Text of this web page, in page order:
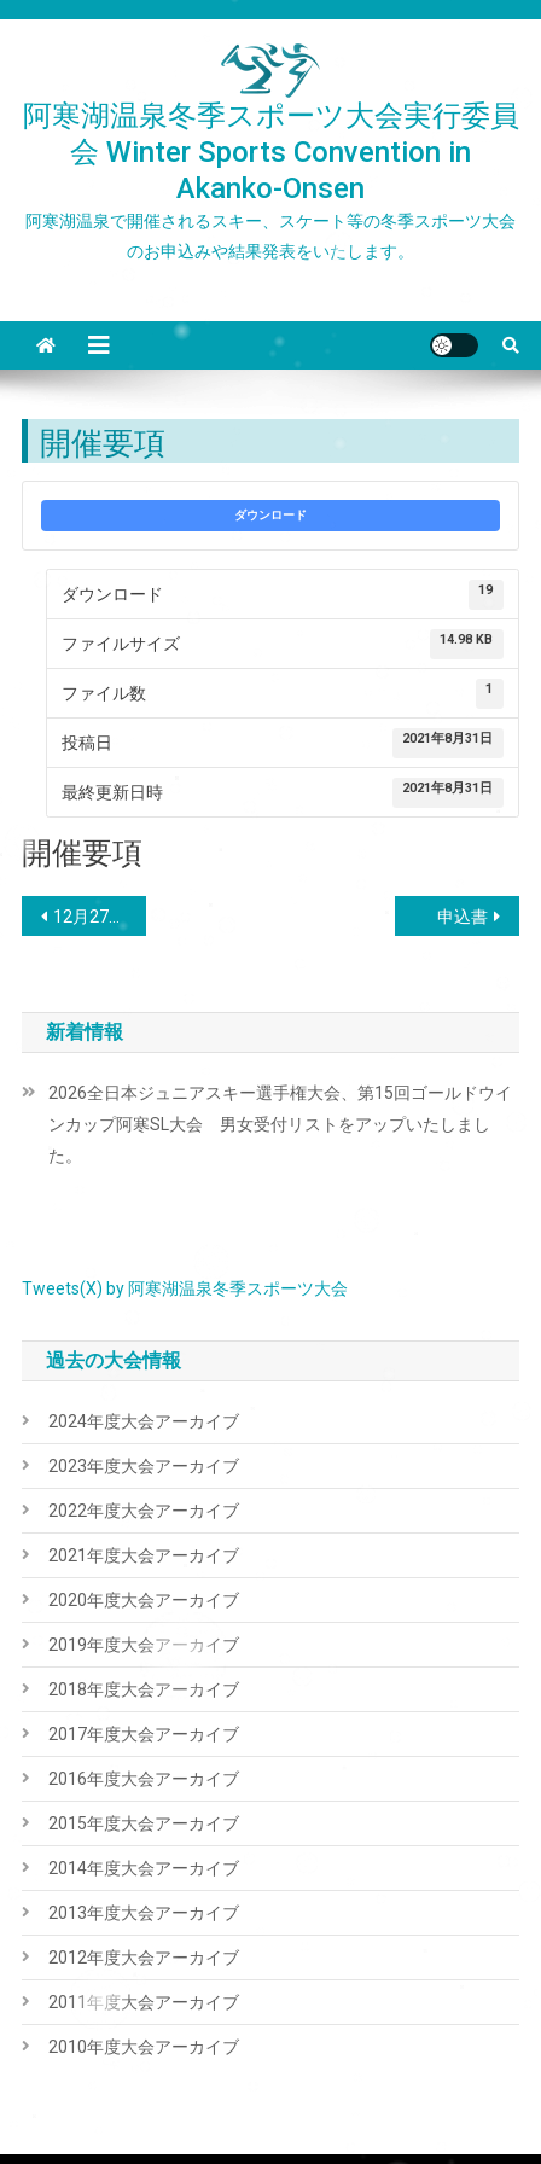
阿寒湖温泉冬季スポーツ大会実行委員
会 Winter Sports Convention in
Akanko-Onsen
阿寒湖温泉で開催されるスキー、スケート等の冬季スポーツ大会
のお申込みや結果発表をいたします。
開催要項
ダウンロード
ダウンロード 19
ファイルサイズ 14.98 KB
ファイル数 1
投稿日 2021年8月31日
最終更新日時 2021年8月31日
開催要項
投
ナ
ビ
ゲ
ー
ン
12月27日結果 申込書
新着情報
2026全日本ジュニアスキー選手権大会、第15回ゴールドウイ
ンカップ阿寒SL大会 男女受付リストをアップいたしまし
た。
Tweets(X) by 阿寒湖温泉冬季スポーツ大会
過去の大会情報
2024年度大会アーカイブ
2023年度大会アーカイブ
2022年度大会アーカイブ
2021年度大会アーカイブ
2020年度大会アーカイブ
2019年度大会アーカイブ
2018年度大会アーカイブ
2017年度大会アーカイブ
2016年度大会アーカイブ
2015年度大会アーカイブ
2014年度大会アーカイブ
2013年度大会アーカイブ
2012年度大会アーカイブ
2011年度大会アーカイブ
2010年度大会アーカイブ